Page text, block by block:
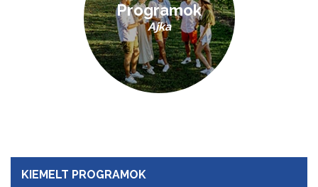
KIEMELT PROGRAMOK
Programok
Ajka